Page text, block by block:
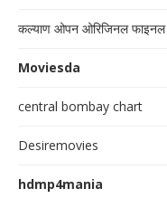
कल्याण ओपन ओरिजिनल फाइनल
Moviesda
central bombay chart
Desiremovies
hdmp4mania